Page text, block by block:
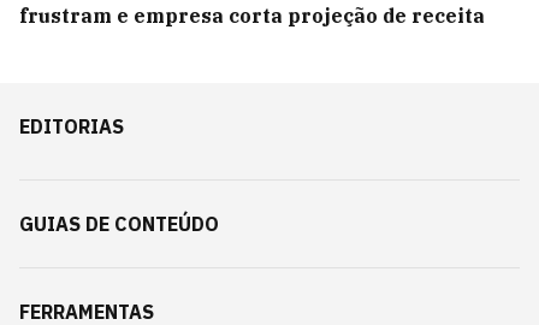
frustram e empresa corta projeção de receita
EDITORIAS
GUIAS DE CONTEÚDO
FERRAMENTAS